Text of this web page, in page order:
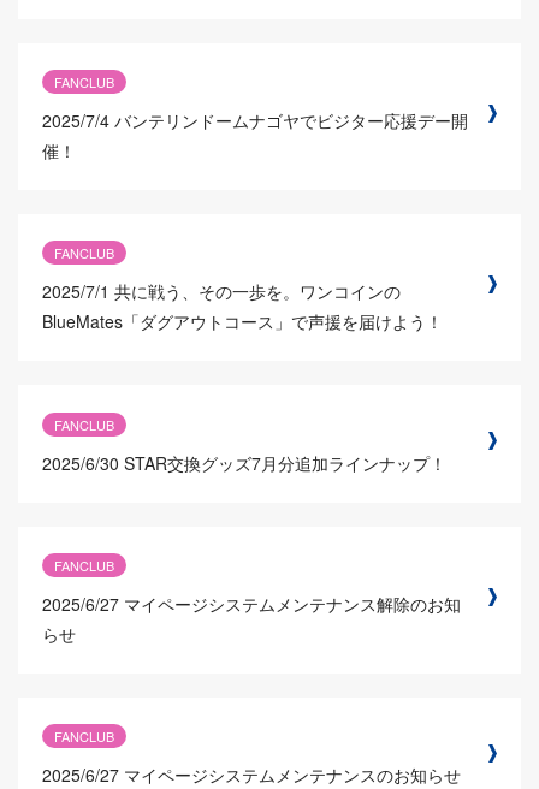
FANCLUB
2025/7/4 バンテリンドームナゴヤでビジター応援デー開
催！
FANCLUB
2025/7/1 共に戦う、その一歩を。ワンコインの
BlueMates「ダグアウトコース」で声援を届けよう！
FANCLUB
2025/6/30 STAR交換グッズ7月分追加ラインナップ！
FANCLUB
2025/6/27 マイページシステムメンテナンス解除のお知
らせ
FANCLUB
2025/6/27 マイページシステムメンテナンスのお知らせ